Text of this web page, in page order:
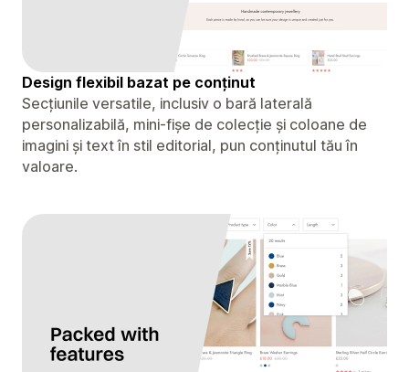
Design flexibil bazat pe conținut
Secțiunile versatile, inclusiv o bară laterală
personalizabilă, mini-fișe de colecție și coloane de
imagini și text în stil editorial, pun conținutul tău în
valoare.